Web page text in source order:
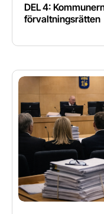
DEL 4:
förvaltningsrätten